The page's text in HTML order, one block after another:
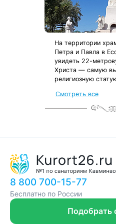
На территории
Петра и Павла в
увидеть 22-
Христа — самую
религиозную
Смотреть все
от местных
с чек-листом
и туристической
8 800 700-15-77
Бесплатно по России
Подобрать